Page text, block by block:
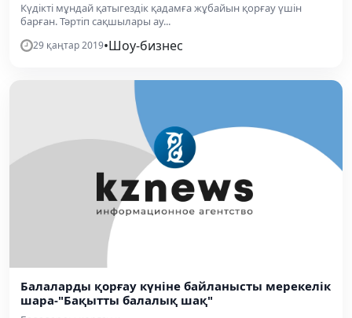
Күдікті мұндай қатыгездік қадамға жұбайын қорғау үшін
барған. Тәртіп сақшылары ау...
29 қаңтар 2019•Шоу-бизнес
Балаларды қорғау күніне байланысты мерекелік
шара-"Бақытты балалық шақ"